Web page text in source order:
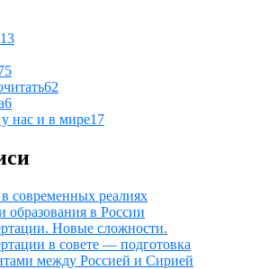
13
62
6
нас и в мире17
современных реалиях
образования в России
Новые сложности.
в совете — подготовка
между Россией и Сирией